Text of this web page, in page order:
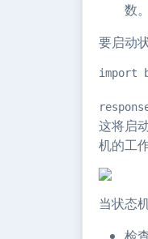
数
要启动
import
这将启
机的工
当状态